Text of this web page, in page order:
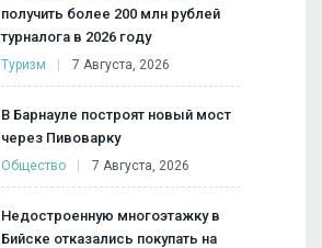
получить более 200 млн рублей
турналога в 2026 году
Туризм 7 Августа, 2026
В Барнауле построят новый мост
через Пивоварку
Общество 7 Августа, 2026
Недостроенную многоэтажку в
Бийске отказались покупать на